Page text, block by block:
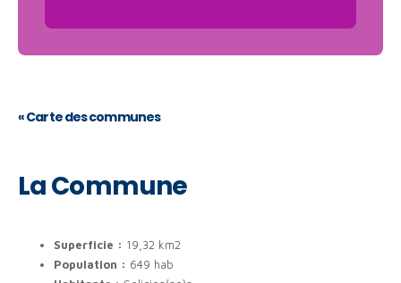
«Carte des communes
La Commune
Superficie : 19,32 km2
Population : 649 hab